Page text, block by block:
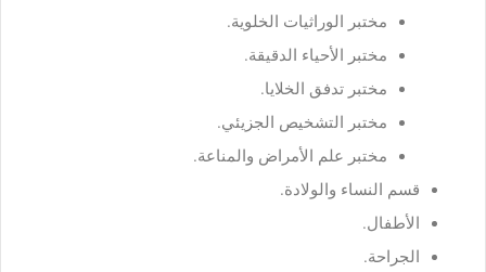
مختبر الوراثيات الخلوية.
مختبر الأحياء الدقيقة.
مختبر تدفق الخلايا.
مختبر التشخيص الجزيئي.
مختبر علم الأمراض والمناعة.
قسم النساء والولادة.
الأطفال.
الجراحة.